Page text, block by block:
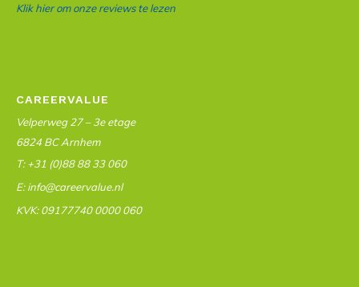
Klik hier om onze reviews te lezen
CAREERVALUE
Velperweg 27 – 3e etage
6824 BC Arnhem
T: +31 (0)88 88 33 060
E: info@careervalue.nl
KVK: 09177740 0000 060